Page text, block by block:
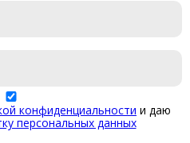
конфиденциальности и даю
персональных данных